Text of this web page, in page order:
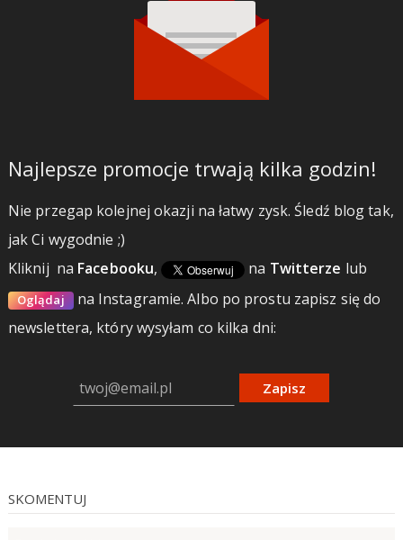
Najlepsze promocje trwają kilka godzin!
Nie przegap kolejnej okazji na łatwy zysk. Śledź blog tak,
jak Ci wygodnie ;)
Kliknij na Facebooku, na Twitterze lub
Oglądaj na Instagramie.Albo po prostu zapisz się do
newslettera, który wysyłam co kilka dni:
Zapisz
SKOMENTUJ